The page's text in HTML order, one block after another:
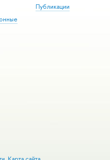
Публикации